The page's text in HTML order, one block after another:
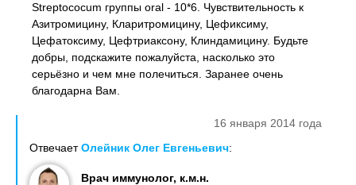
Streptococum группы oral - 10*6. Чувствительность к
Азитромицину, Кларитромицину, Цефиксиму,
Цефатоксиму, Цефтриаксону, Клиндамицину. Будьте
добры, подскажите пожалуйста, насколько это
серьёзно и чем мне полечиться. Заранее очень
благодарна Вам.
16 января 2014 года
ОтвечаетОлейник Олег Евгеньевич:
Врач иммунолог, к.м.н.